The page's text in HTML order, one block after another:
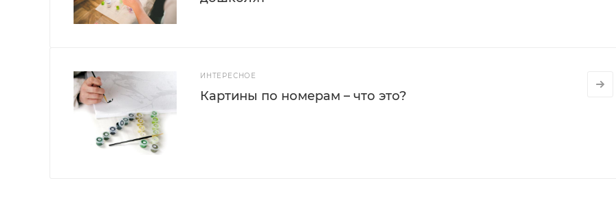
ИНТЕРЕСНОЕ
Картины по номерам – что это?